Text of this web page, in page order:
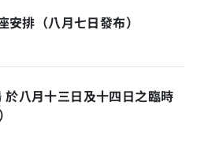
排（八月七日發布）
八月十三日及十四日之臨時